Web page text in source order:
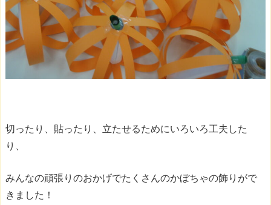
切ったり、貼ったり、立たせるためにいろいろ工夫した
り、
みんなの頑張りのおかげでたくさんのかぼちゃの飾りがで
きました！